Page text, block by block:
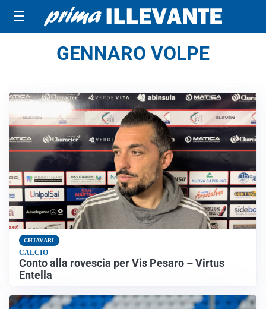
☰
GENNARO VOLPE
CHIAVARI
CALCIO
Conto alla rovescia per Vis Pesaro – Virtus
Entella